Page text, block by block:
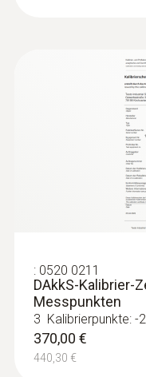
testo 735-1 -
: 0520 0211
DAkkS-Kalibrier-
Messpunkten
3 Kalibrierpunkte: -
370,00 €
440,30 €